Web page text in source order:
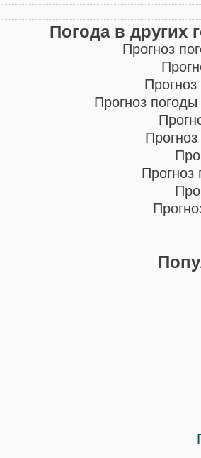
Погода в других
Прогноз
Прогноз